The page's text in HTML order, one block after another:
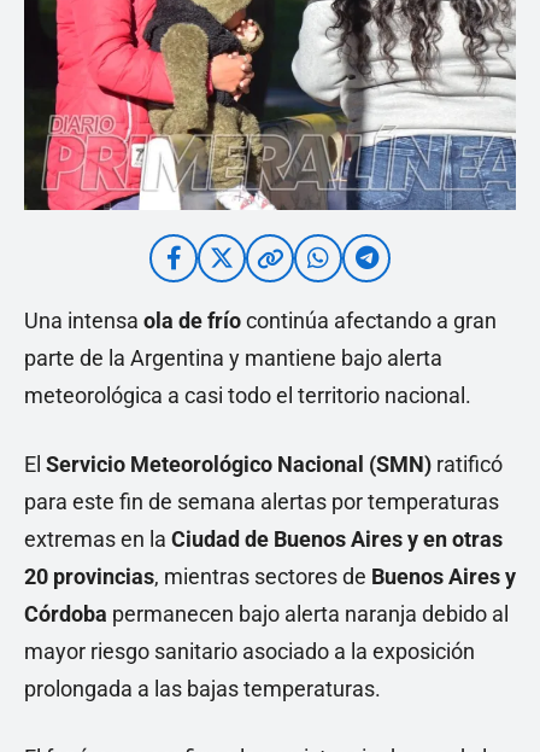
Una intensa ola de fríocontinúa afectando a gran
parte de la Argentina y mantiene bajo alerta
meteorológica a casi todo el territorio nacional.
El Servicio Meteorológico Nacional (SMN) ratificó
para este fin de semana alertas por temperaturas
extremas en la Ciudad de Buenos Aires y en otras
20 provincias, mientras sectores de Buenos Aires y
Córdoba permanecen bajo alerta naranja debido al
mayor riesgo sanitario asociado a la exposición
prolongada a las bajas temperaturas.